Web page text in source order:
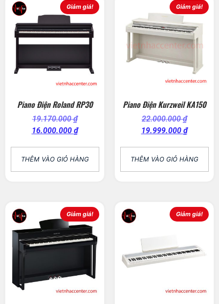
Giảm giá!
Piano Điện Roland RP30
19.170.000₫
16.000.000 ₫
THÊM VÀO GIỎ HÀNG
Giảm giá!
Piano Điện Kurzweil KA150
22.000.000₫
19.999.000 ₫
THÊM VÀO GIỎ HÀNG
Giảm giá! Giảm giá!